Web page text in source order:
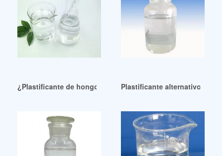
¿Plastificante de hongos de alta pureza? Alimentos para la
Plastificante alternativo-